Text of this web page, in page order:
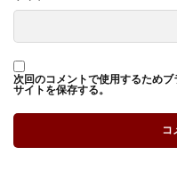
次回のコメントで使用するためブ
サイトを保存する。